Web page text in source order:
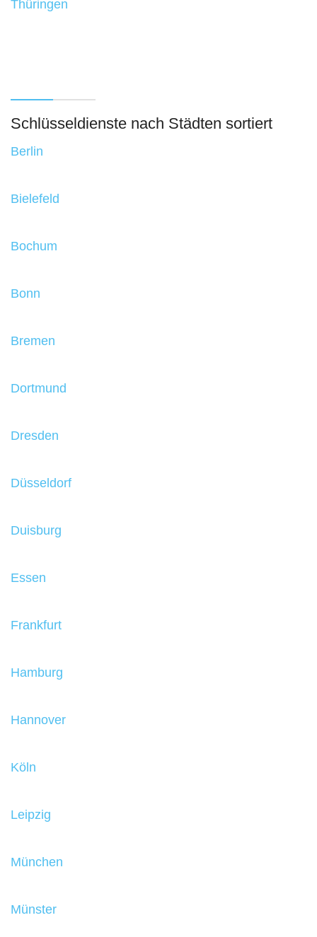
Thüringen
Schlüsseldienste nach Städten sortiert
Berlin
Bielefeld
Bochum
Bonn
Bremen
Dortmund
Dresden
Düsseldorf
Duisburg
Essen
Frankfurt
Hamburg
Hannover
Köln
Leipzig
München
Münster